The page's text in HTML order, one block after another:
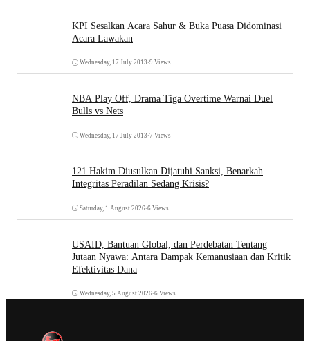
KPI Sesalkan Acara Sahur & Buka Puasa Didominasi
Acara Lawakan
Wednesday, 17 July 2013 •9 Views
NBA Play Off, Drama Tiga Overtime Warnai Duel
Bulls vs Nets
Wednesday, 17 July 2013 •7 Views
121 Hakim Diusulkan Dijatuhi Sanksi, Benarkah
Integritas Peradilan Sedang Krisis?
Saturday, 1 August 2026•6 Views
USAID, Bantuan Global, dan Perdebatan Tentang
Jutaan Nyawa: Antara Dampak Kemanusiaan dan Kritik
Efektivitas Dana
Wednesday, 5 August 2026•6 Views